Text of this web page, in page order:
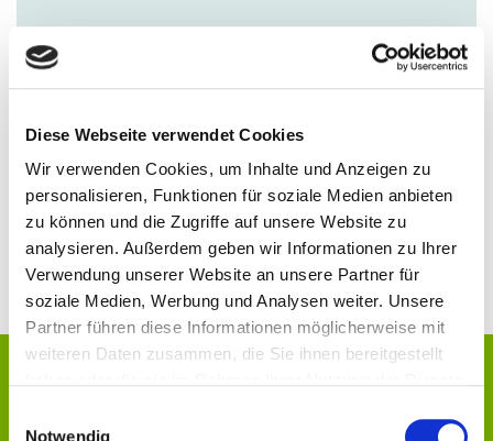
Diese Webseite verwendet Cookies
Wir verwenden Cookies, um Inhalte und Anzeigen zu
personalisieren, Funktionen für soziale Medien anbieten
zu können und die Zugriffe auf unsere Website zu
analysieren. Außerdem geben wir Informationen zu Ihrer
Verwendung unserer Website an unsere Partner für
soziale Medien, Werbung und Analysen weiter. Unsere
Partner führen diese Informationen möglicherweise mit
weiteren Daten zusammen, die Sie ihnen bereitgestellt
Notwendig
7Mind
7Mind bringt mit Meditation und Achtsamkeit mehr
Gelassenheit in deinen Alltag. So stärkst du dein
Wohlbefinden, deinen Umgang mit Stress und deine
psychische Gesundheit.